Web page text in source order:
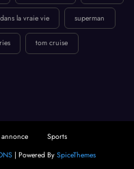
la vraie vie superman
tom cruise
Sports
| Powered By SpiceThemes